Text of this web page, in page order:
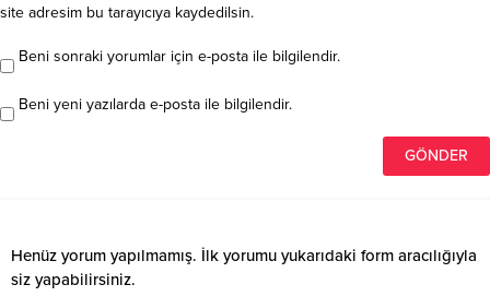
site adresim bu tarayıcıya kaydedilsin.
Beni sonraki yorumlar için e-posta ile bilgilendir.
Beni yeni yazılarda e-posta ile bilgilendir.
Henüz yorum yapılmamış. İlk yorumu yukarıdaki form aracılığıyla
siz yapabilirsiniz.